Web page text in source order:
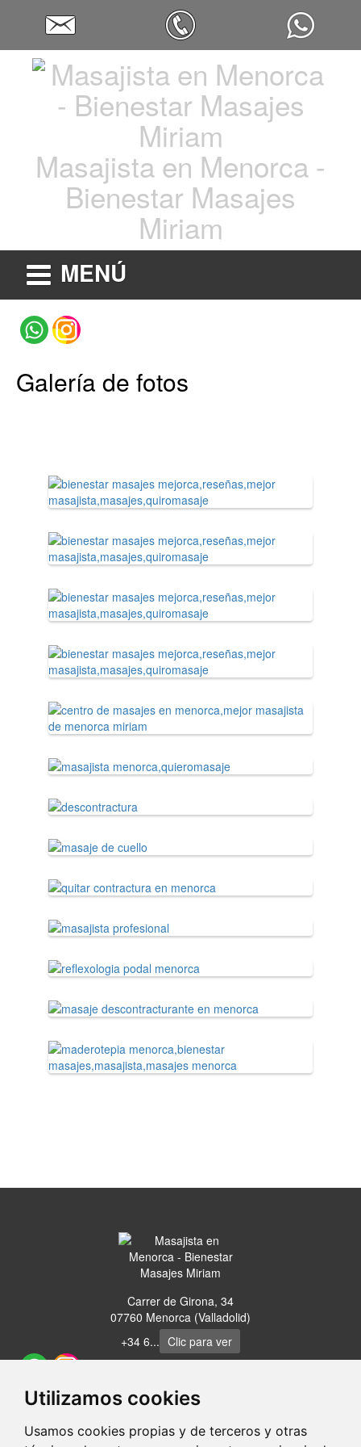
Utilizamos cookies
Usamos cookies propias y de terceros y otras
Masajista en Menorca -
Bienestar Masajes
Miriam
MENÚ
Galería de fotos
Carrer de Girona, 34
07760 Menorca (Valladolid)
+34 6... Clic para ver
portaldetuciudad.com